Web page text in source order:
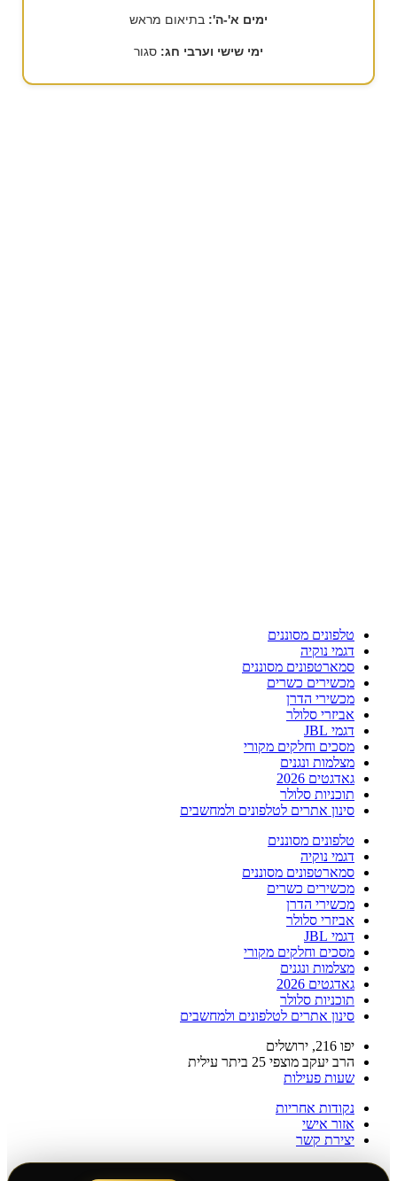
ימים א'-ה': בתיאום מראש
ימי שישי וערבי חג: סגור
טלפונים מסוננים
דגמי נוקיה
סמארטפונים מסוננים
מכשירים כשרים
מכשירי הדרן
אביזרי סלולר
דגמי JBL
מסכים וחלקים מקורי
מצלמות ונגנים
גאדגטים 2026
תוכניות סלולר
סינון אתרים לטלפונים ולמחשבים
טלפונים מסוננים
דגמי נוקיה
סמארטפונים מסוננים
מכשירים כשרים
מכשירי הדרן
אביזרי סלולר
דגמי JBL
מסכים וחלקים מקורי
מצלמות ונגנים
גאדגטים 2026
תוכניות סלולר
סינון אתרים לטלפונים ולמחשבים
יפו 216, ירושלים
הרב יעקב מוצפי 25 ביתר עילית
שעות פעילות
נקודות אחריות
אזור אישי
יצירת קשר